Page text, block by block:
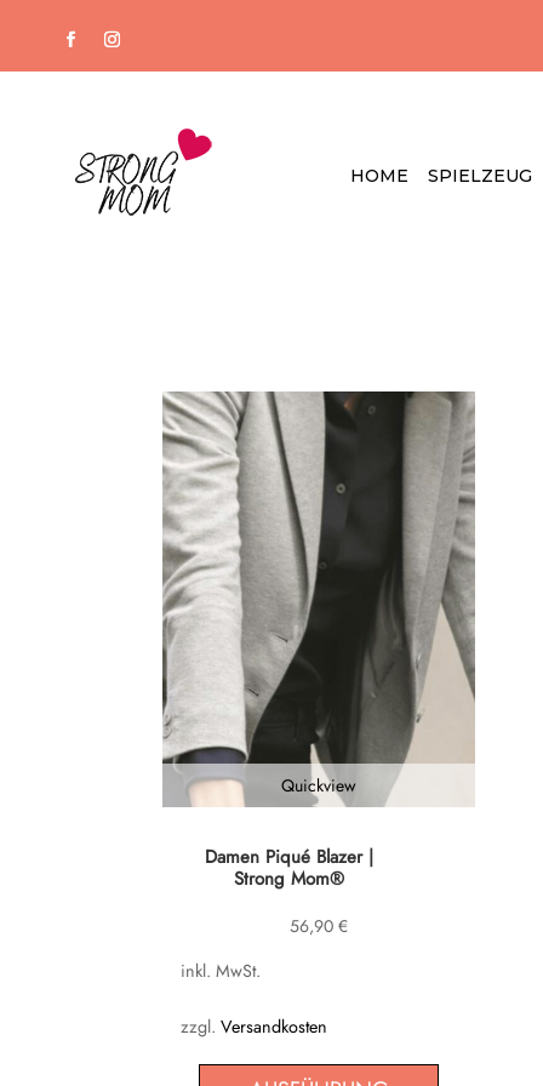
HOME SPIELZEUG
Quickview
Damen Piqué Blazer |
Strong Mom®
56,90€
inkl. MwSt.
zzgl.Versandkosten
Dieses
Produkt
Varianten
Die
Optionen